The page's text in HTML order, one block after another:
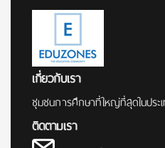
เกี่ยวกับเรา
ชุมชนการศึกษาที่ใหญ่ที่สุดในประ
ติดตามเรา